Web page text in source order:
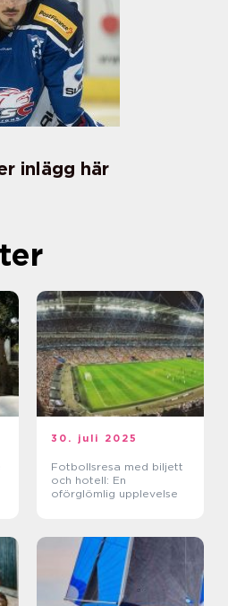
inlägg här
30. juli 2025
Fotbollsresa med biljett
och hotell: En
oförglömlig upplevelse